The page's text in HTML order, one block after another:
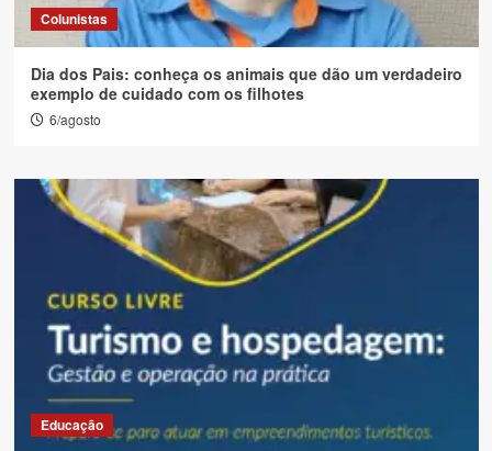
Colunistas
Dia dos Pais: conheça os animais que dão um verdadeiro
exemplo de cuidado com os filhotes
6/agosto
Educação